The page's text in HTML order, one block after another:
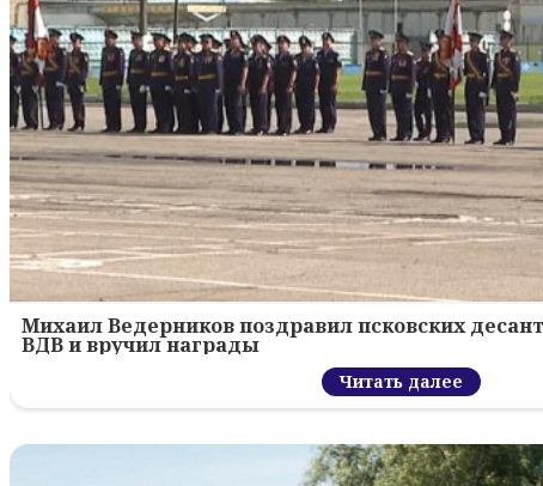
Михаил Ведерников поздравил псковских
ВДВ и вручил награды
Читать далее